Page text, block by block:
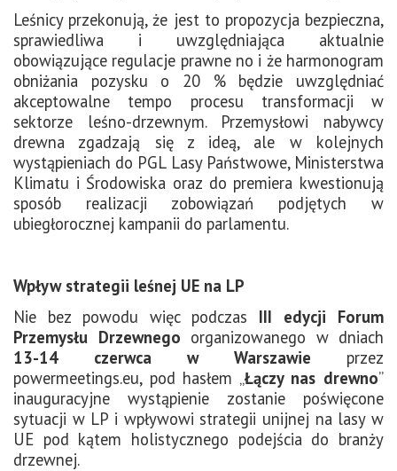
Leśnicy przekonują, że jest to propozycja bezpieczna,
sprawiedliwa i uwzględniająca aktualnie
obowiązujące regulacje prawne no i że harmonogram
obniżania pozysku o 20 % będzie uwzględniać
akceptowalne tempo procesu transformacji w
sektorze leśno-drzewnym. Przemysłowi nabywcy
drewna zgadzają się z ideą, ale w kolejnych
wystąpieniach do PGL Lasy Państwowe, Ministerstwa
Klimatu i Środowiska oraz do premiera kwestionują
sposób realizacji zobowiązań podjętych w
ubiegłorocznej kampanii do parlamentu.
Wpływ strategii leśnej UE na LP
Nie bez powodu więc podczas III edycji Forum
Przemysłu Drzewnego organizowanego w dniach
13-14 czerwca w Warszawie przez
powermeetings.eu, pod hasłem „Łączy nas drewno”
inauguracyjne wystąpienie zostanie poświęcone
sytuacji w LP i wpływowi strategii unijnej na lasy w
UE pod kątem holistycznego podejścia do branży
drzewnej.